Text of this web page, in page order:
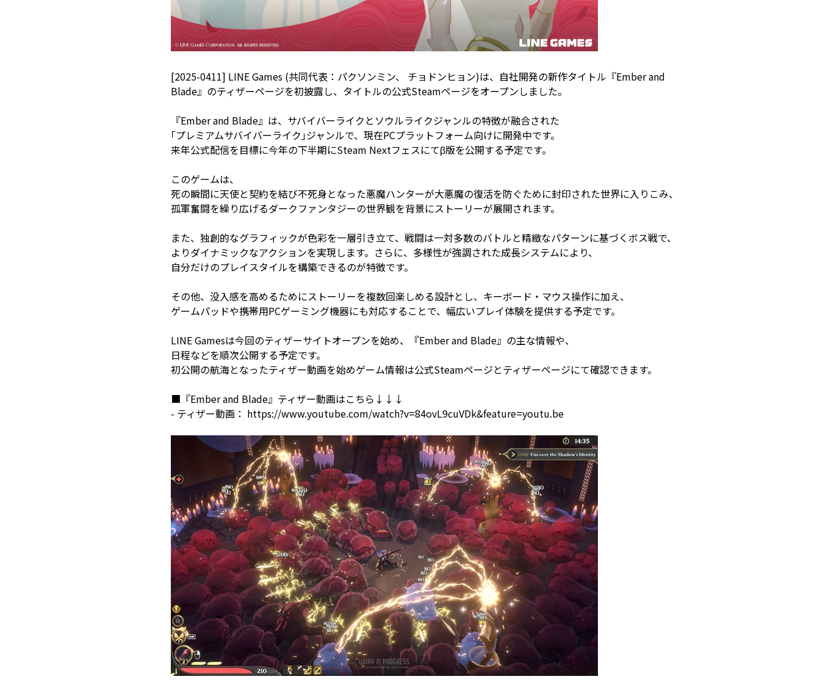
[2025-0411] LINE Games (共同代表：パクソンミン、 チョドンヒョン)は、自社開発の新作タイトル『Ember and
Blade』のティザーページを初披露し、タイトルの公式Steamページをオープンしました。
『Ember and Blade』は、サバイバーライクとソウルライクジャンルの特徴が融合された
｢プレミアムサバイバーライク｣ジャンルで、現在PCプラットフォーム向けに開発中です。
来年公式配信を目標に今年の下半期にSteam Nextフェスにてβ版を公開する予定です。
このゲームは、
死の瞬間に天使と契約を結び不死身となった悪魔ハンターが大悪魔の復活を防ぐために封印された世界に入りこみ、
孤軍奮闘を繰り広げるダークファンタジーの世界観を背景にストーリーが展開されます。
また、独創的なグラフィックが色彩を一層引き立て、戦闘は一対多数のバトルと精緻なパターンに基づくボス戦で、
よりダイナミックなアクションを実現します。さらに、多様性が強調された成長システムにより、
自分だけのプレイスタイルを構築できるのが特徴です。
その他、没入感を高めるためにストーリーを複数回楽しめる設計とし、キーボード・マウス操作に加え、
ゲームパッドや携帯用PCゲーミング機器にも対応することで、幅広いプレイ体験を提供する予定です。
LINE Gamesは今回のティザーサイトオープンを始め、『Ember and Blade』の主な情報や、
日程などを順次公開する予定です。
初公開の航海となったティザー動画を始めゲーム情報は公式Steamページとティザーページにて確認できます。
■『Ember and Blade』ティザー動画はこちら↓↓↓
- ティザー動画： https://www.youtube.com/watch?v=84ovL9cuVDk&feature=youtu.be